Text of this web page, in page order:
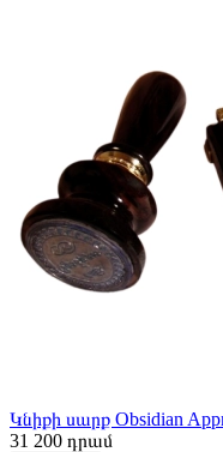
Կնիքի սարք Obsidian
31 200 դրամ